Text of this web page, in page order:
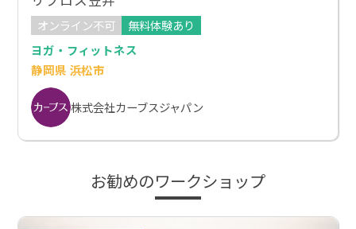
オンライン不可
無料体験あり
ヨガ・フィットネス
静岡県 浜松市
株式会社カーブスジャパン
お勧めのワークショップ